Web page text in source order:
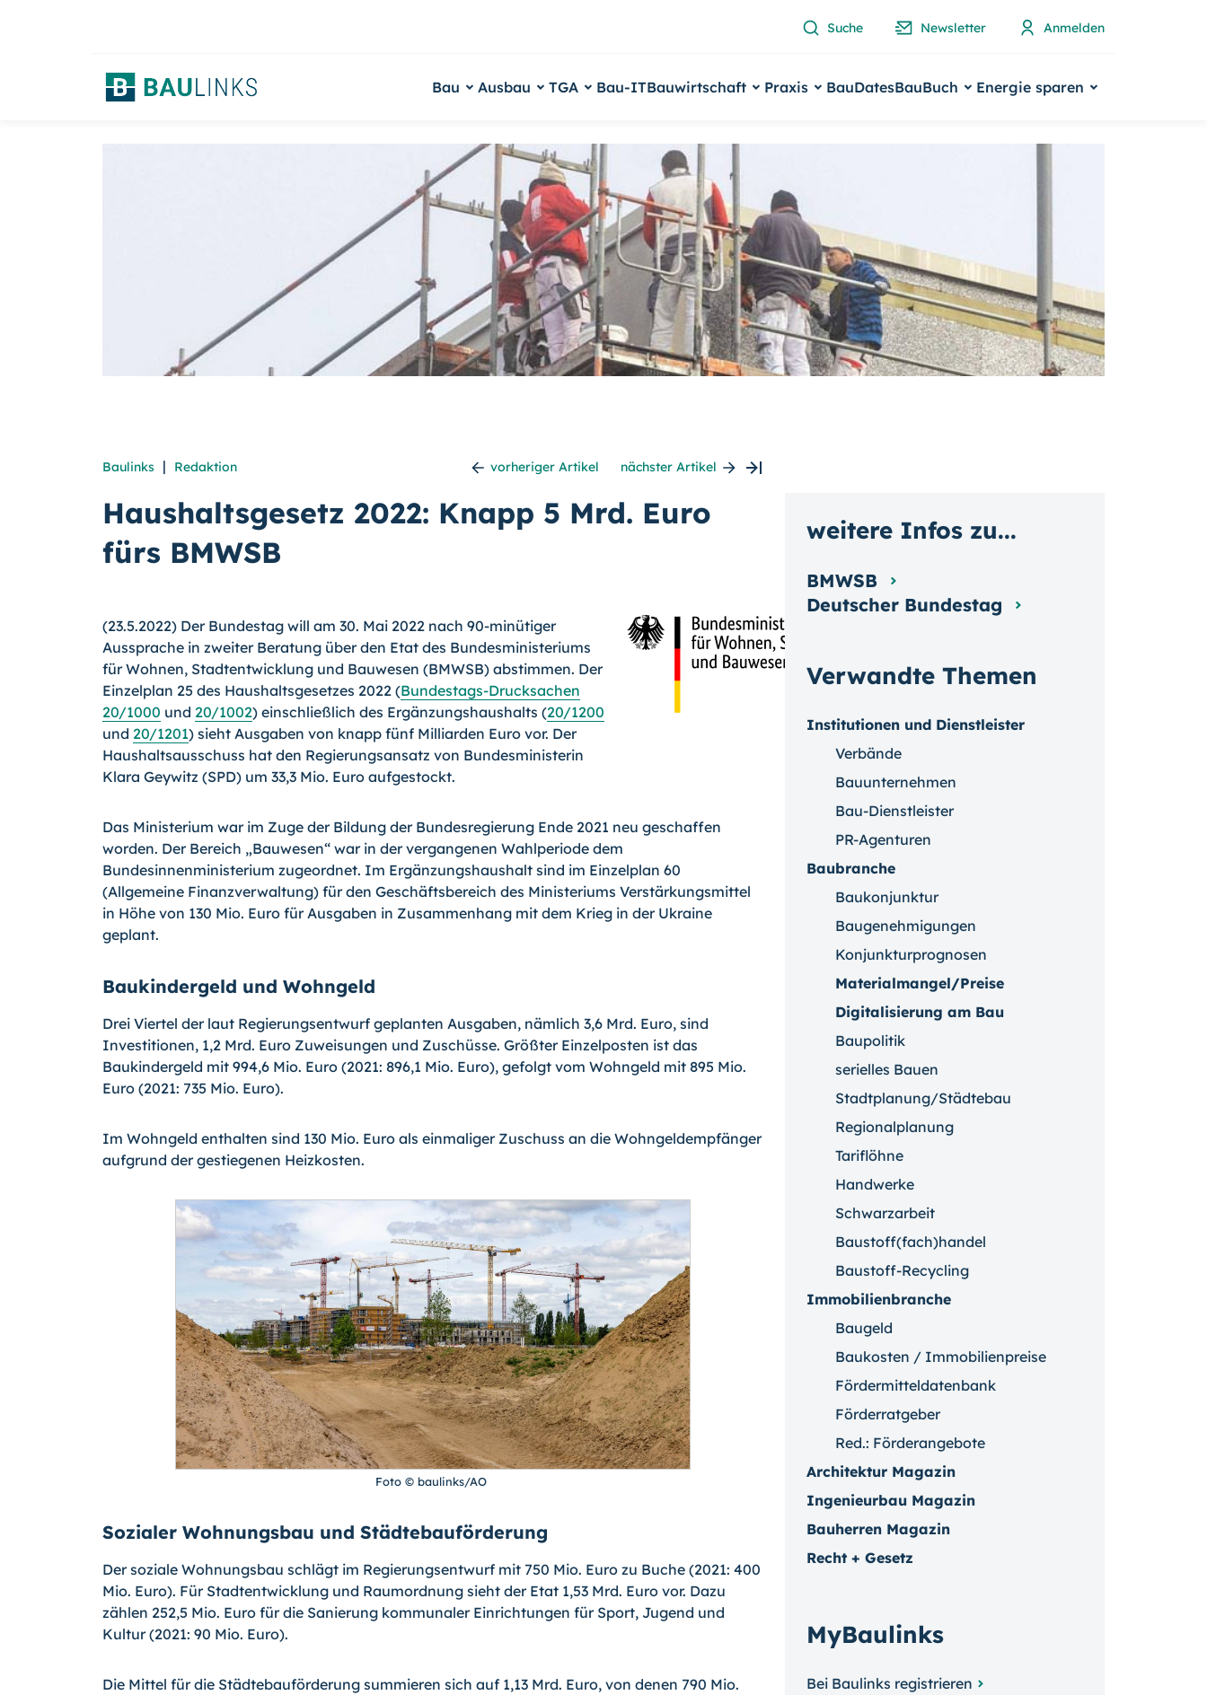
Suche Newsletter Anmelden
Bau Ausbau TGA Bau-ITBauwirtschaft Praxis BauDatesBauBuch Energie sparen
Baulinks | Redaktion vorheriger Artikel nächster Artikel
Haushaltsgesetz 2022: Knapp 5 Mrd. Euro
fürs BMWSB
(23.5.2022) Der Bundestag will am 30. Mai 2022 nach 90-minütiger
Aussprache in zweiter Beratung über den Etat des Bundesministeriums
für Wohnen, Stadtentwicklung und Bauwesen (BMWSB) abstimmen. Der
Einzelplan 25 des Haushaltsgesetzes 2022 (Bundestags-Drucksachen
20/1000 und 20/1002) einschließlich des Ergänzungshaushalts (20/1200
und 20/1201) sieht Ausgaben von knapp fünf Milliarden Euro vor. Der
Haushaltsausschuss hat den Regierungsansatz von Bundesministerin
Klara Geywitz (SPD) um 33,3 Mio. Euro aufgestockt.
Das Ministerium war im Zuge der Bildung der Bundesregierung Ende 2021 neu geschaffen
worden. Der Bereich „Bauwesen“ war in der vergangenen Wahlperiode dem
Bundesinnenministerium zugeordnet. Im Ergänzungshaushalt sind im Einzelplan 60
(Allgemeine Finanzverwaltung) für den Geschäftsbereich des Ministeriums Verstärkungsmittel
in Höhe von 130 Mio. Euro für Ausgaben in Zusammenhang mit dem Krieg in der Ukraine
geplant.
Baukindergeld und Wohngeld
Drei Viertel der laut Regierungsentwurf geplanten Ausgaben, nämlich 3,6 Mrd. Euro, sind
Investitionen, 1,2 Mrd. Euro Zuweisungen und Zuschüsse. Größter Einzelposten ist das
Baukindergeld mit 994,6 Mio. Euro (2021: 896,1 Mio. Euro), gefolgt vom Wohngeld mit 895 Mio.
Euro (2021: 735 Mio. Euro).
Im Wohngeld enthalten sind 130 Mio. Euro als einmaliger Zuschuss an die Wohngeldempfänger
aufgrund der gestiegenen Heizkosten.
Foto © baulinks/AO
Sozialer Wohnungsbau und Städtebauförderung
Der soziale Wohnungsbau schlägt im Regierungsentwurf mit 750 Mio. Euro zu Buche (2021: 400
Mio. Euro). Für Stadtentwicklung und Raumordnung sieht der Etat 1,53 Mrd. Euro vor. Dazu
zählen 252,5 Mio. Euro für die Sanierung kommunaler Einrichtungen für Sport, Jugend und
Kultur (2021: 90 Mio. Euro).
Die Mittel für die Städtebauförderung summieren sich auf 1,13 Mrd. Euro, von denen 790 Mio.
Verwandte Themen
Institutionen und Dienstleister
Verbände
Bauunternehmen
Bau-Dienstleister
PR-Agenturen
Baubranche
Baukonjunktur
Baugenehmigungen
Konjunkturprognosen
Materialmangel/Preise
Digitalisierung am Bau
Baupolitik
serielles Bauen
Stadtplanung/Städtebau
Regionalplanung
Tariflöhne
Handwerke
Schwarzarbeit
Baustoff(fach)handel
Baustoff-Recycling
Immobilienbranche
Baugeld
Baukosten / Immobilienpreise
Fördermitteldatenbank
Förderratgeber
Red.: Förderangebote
Architektur Magazin
Ingenieurbau Magazin
Bauherren Magazin
Recht + Gesetz
MyBaulinks
Bei Baulinks registrieren
weitere Infos zu...
BMWSB
Deutscher Bundestag